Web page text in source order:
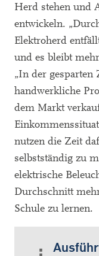
Herd stehen und
entwickeln.
Elektroherd
und es bleibt
„In der gesparten
handwerkliche
dem Markt
nutzen die Zeit
selbstständig zu
elektrische
Durchschnitt
Schule zu lernen.